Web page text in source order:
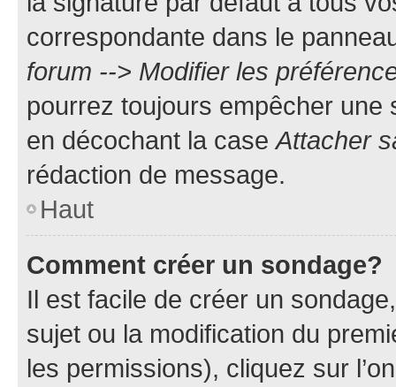
correspondante dans le
forum --> Modifier les
pourrez toujours empêcher une
en décochant la caseAttacher
rédaction de message.
Haut
Comment créer un sondage?
Il est facile de créer un
sujet ou la modification du
les permissions), cliquez sur